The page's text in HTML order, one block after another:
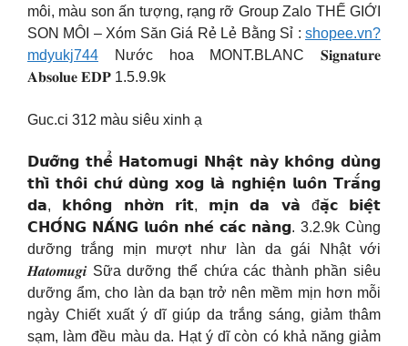
môi, màu son ấn tượng, rạng rỡ Group Zalo THẾ GIỚI
SON MÔI – Xóm Săn Giá Rẻ Lẻ Bằng Sỉ : shopee.vn?
mdyukj744 Nước hoa MONT.BLANC 𝐒𝐢𝐠𝐧𝐚𝐭𝐮𝐫𝐞
𝐀𝐛𝐬𝐨𝐥𝐮𝐞 𝐄𝐃𝐏 1.5.9.9k
Guc.ci 312 màu siêu xinh ạ
𝗗𝘂̛𝗼̛̃𝗻𝗴 𝘁𝗵𝗲̂̉ 𝗛𝗮𝘁𝗼𝗺𝘂𝗴𝗶 𝗡𝗵𝗮̣̂𝘁 𝗻𝗮̀𝘆 𝗸𝗵𝗼̂𝗻𝗴 𝗱𝘂̀𝗻𝗴
𝘁𝗵𝗶̀ 𝘁𝗵𝗼̂𝗶 𝗰𝗵𝘂̛́ 𝗱𝘂̀𝗻𝗴 𝘅𝗼𝗴 𝗹𝗮̀ 𝗻𝗴𝗵𝗶𝗲̣̂𝗻 𝗹𝘂𝗼̂𝗻 𝗧𝗿𝗮̆́𝗻𝗴
𝗱𝗮, 𝗸𝗵𝗼̂𝗻𝗴 𝗻𝗵𝗼̛̀𝗻 𝗿𝗶́𝘁, 𝗺𝗶̣𝗻 𝗱𝗮 𝘃𝗮̀ đ𝗮̣̆𝗰 𝗯𝗶𝗲̣̂𝘁
𝗖𝗛𝗢̂́𝗡𝗚 𝗡𝗔̆́𝗡𝗚 𝗹𝘂𝗼̂𝗻 𝗻𝗵𝗲́ 𝗰𝗮́𝗰 𝗻𝗮̀𝗻𝗴. 3.2.9k Cùng
dưỡng trắng mịn mượt như làn da gái Nhật với
𝑯𝒂𝒕𝒐𝒎𝒖𝒈𝒊 Sữa dưỡng thể chứa các thành phần siêu
dưỡng ẩm, cho làn da bạn trở nên mềm mịn hơn mỗi
ngày Chiết xuất ý dĩ giúp da trắng sáng, giảm thâm
sạm, làm đều màu da. Hạt ý dĩ còn có khả năng giảm